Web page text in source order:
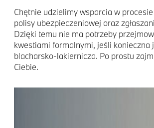
Chętnie udzielimy wsparcia w
polisy ubezpieczeniowej oraz
Dzięki temu nie ma potrzeby
kwestiami formalnymi, jeśli konieczna
blacharsko-lakiernicza. Po prostu
Ciebie.